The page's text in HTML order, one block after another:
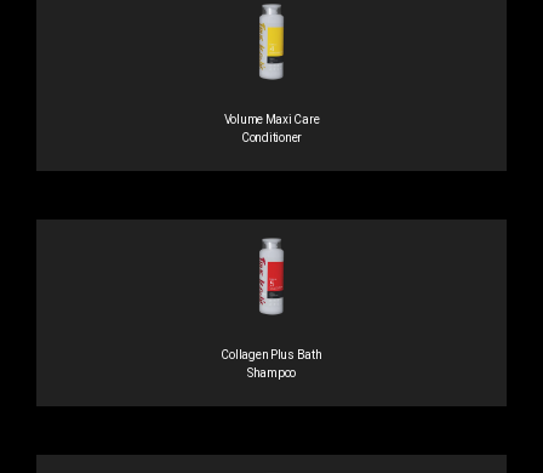
Volume Maxi Care
Conditioner
Collagen Plus Bath
Shampoo